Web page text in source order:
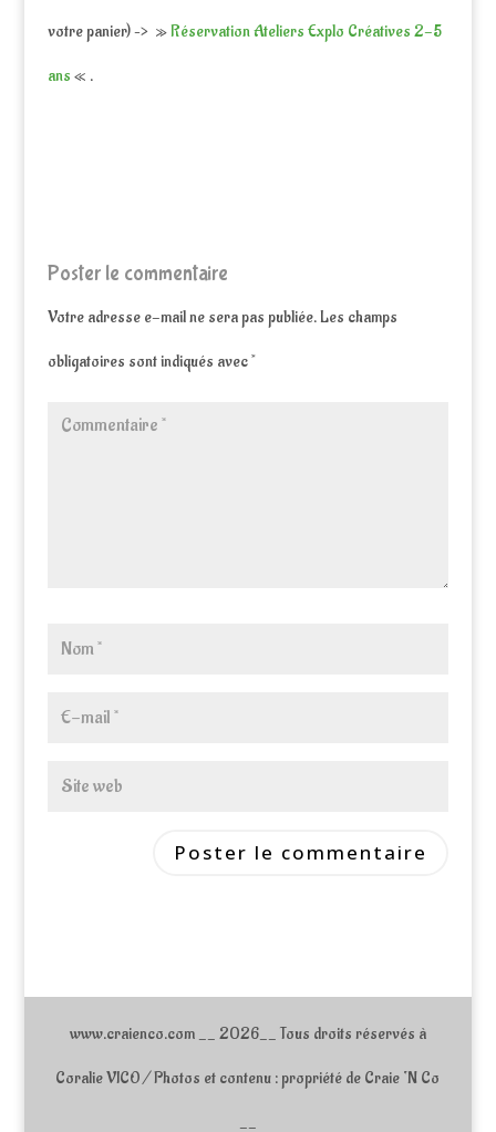
votre panier) –> »Réservation Ateliers Explo Créatives 2-5
ans « .
Poster le commentaire
Votre adresse e-mail ne sera pas publiée.Les champs
obligatoires sont indiqués avec*
www.craienco.com __ 2026__ Tous droits réservés à
Coralie VICO / Photos et contenu : propriété de Craie ‘N Co
__